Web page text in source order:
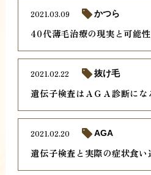
40代薄毛治療の現実と可能性
2021.03.09 かつら
遺伝子検査はＡＧＡ診断にな
2021.02.22 抜け毛
遺伝子検査と実際の症状食い
2021.02.20 AGA